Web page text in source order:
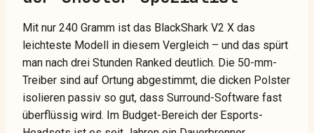
Mit nur 240 Gramm ist das BlackShark V2 X das
leichteste Modell in diesem Vergleich – und das spürt
man nach drei Stunden Ranked deutlich. Die 50-mm-
Treiber sind auf Ortung abgestimmt, die dicken Polster
isolieren passiv so gut, dass Surround-Software fast
überflüssig wird. Im Budget-Bereich der Esports-